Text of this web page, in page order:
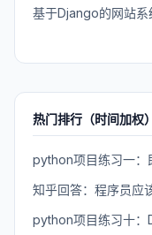
基于Django的网站
热门排行（时间加权）
python项目练习一：
知乎回答：程序员应
python项目练习十：